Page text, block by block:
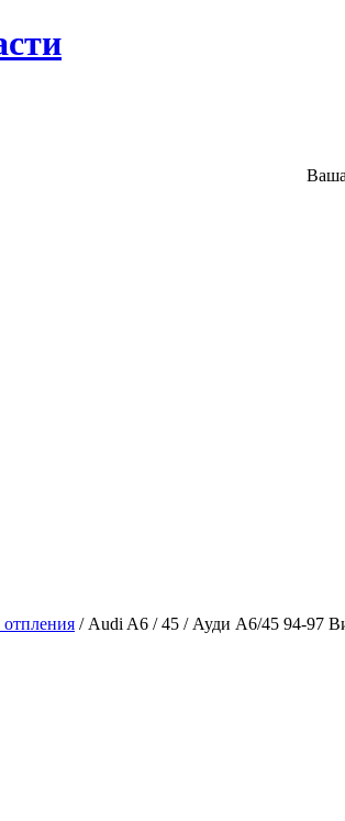
/ Audi A6 / 45 / Ауди А6/45 94-97